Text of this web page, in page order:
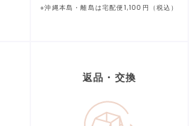
※沖縄本島・離島は宅配便1,100円（税込）
返品・交換